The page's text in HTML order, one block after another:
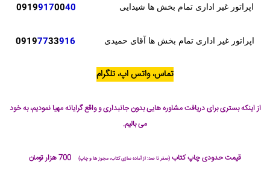
اپراتور غیر اداری تمام بخش ها شیدایی 09199170040
اپراتور غیر اداری تمام بخش ها آقای حمیدی 09197733916
تماس، واتس اپ، تلگرام
از اینکه بستری برای دریافت مشاوره هایی بدون جانبداری و واقع گرایانه مهیا نمودیم، به خود
می بالیم.
قیمت حدودی چاپ کتاب (صفر تا صد: از آماده سازی کتاب، مجوز ها و چاپ)